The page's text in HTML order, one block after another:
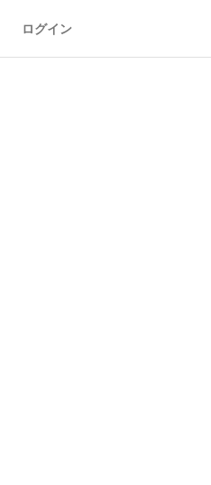
ログイン